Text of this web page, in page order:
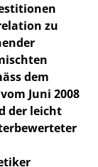
zu
dem
Juni 2008
der leicht